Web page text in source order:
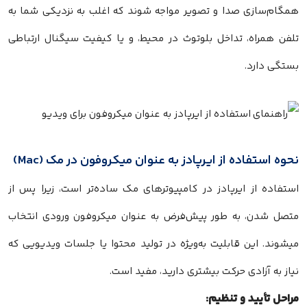
همگام‌سازی صدا و تصویر مواجه شوند که اغلب به نزدیکی شما به
تلفن همراه، تداخل بلوتوث در محیط، و یا کیفیت سیگنال ارتباطی
بستگی دارد.
نحوه استفاده از ایرپادز به عنوان میکروفون در مک (Mac)
استفاده از ایرپادز در کامپیوترهای مک ساده‌تر است، زیرا پس از
متصل شدن، به طور پیش‌فرض به عنوان میکروفون ورودی انتخاب
میشوند. این قابلیت به‌ویژه در تولید محتوا یا جلسات ویدیویی که
نیاز به آزادی حرکت بیشتری دارید، مفید است.
مراحل تأیید و تنظیم: